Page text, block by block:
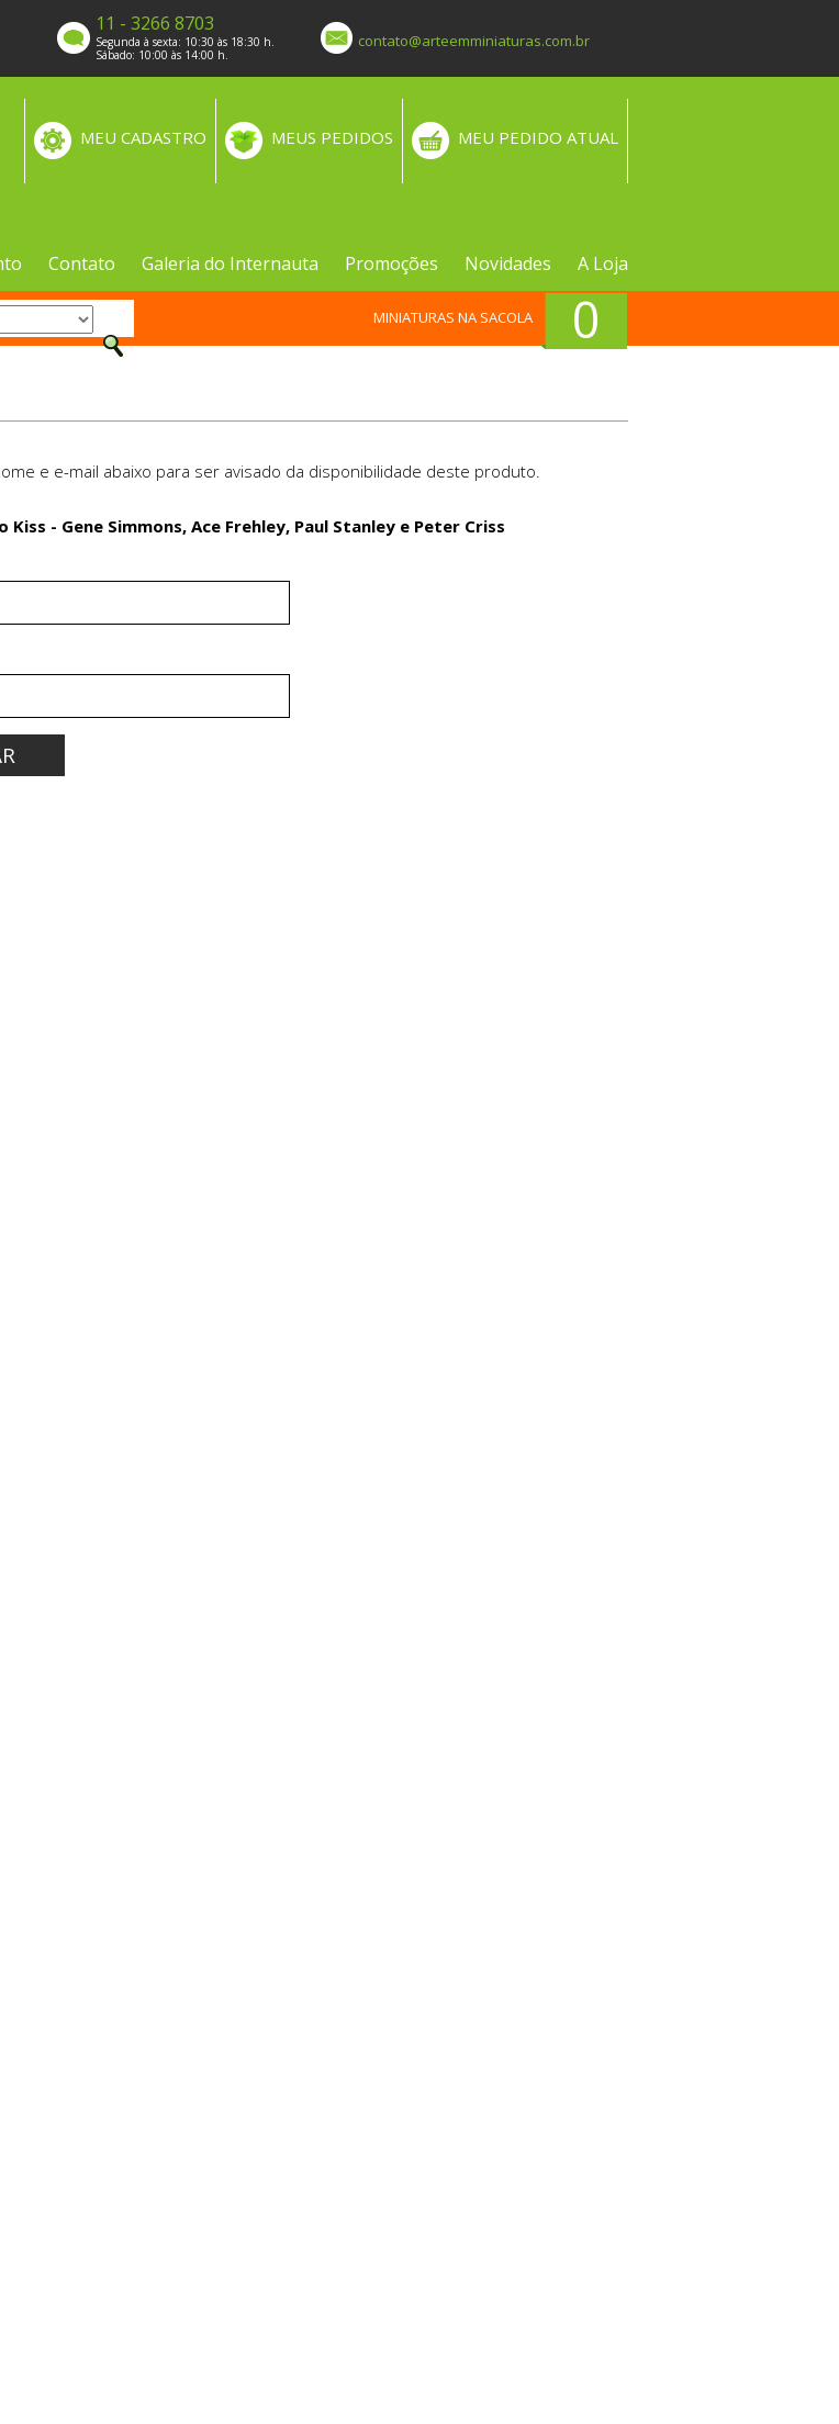
11 - 3266 8703
Segunda à sexta: 10:30 às 18:30 h.
Sábado: 10:00 às 14:00 h.
contato@arteemminiaturas.com.br
MEU PEDIDO ATUAL
MEUS PEDIDOS
MEU CADASTRO
Contato Galeria do Internauta Promoções Novidades A Loja
0
MINIATURAS NA SACOLA
e e-mail abaixo para ser avisado da disponibilidade deste produto.
Kiss - Gene Simmons, Ace Frehley, Paul Stanley e Peter Criss